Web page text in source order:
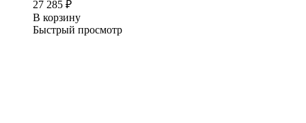
27 285 ₽
В корзину
Быстрый просмотр